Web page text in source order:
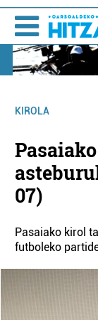
KIROLA
07)
Pasaiako kirol
futboleko